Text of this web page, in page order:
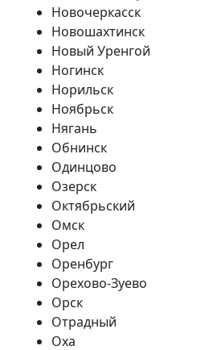
Новочеркасск
Новошахтинск
Новый Уренгой
Ногинск
Норильск
Ноябрьск
Нягань
Обнинск
Одинцово
Озерск
Октябрьский
Омск
Орел
Оренбург
Орехово-Зуево
Орск
Отрадный
Оха